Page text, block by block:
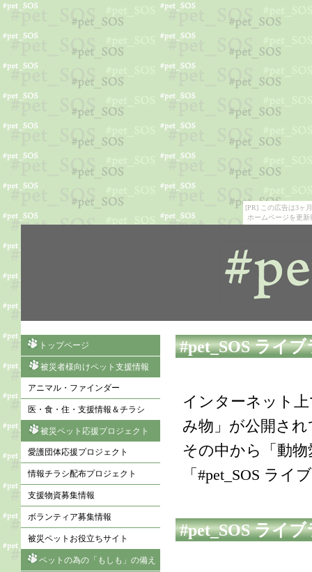
[PR] この広告は3ヶ
ホームページを更
#pet_SOS ライ
インターネット
み物」が公開さ
その中から「動
「#pet_SOS ライ
#pet_SOS ライ
トップページ
被災者様向けペット支援情報
アニマル・ファインダー
医・食・住・支援情報＆チラシ
被災ペット応援プロジェクト
愛護団体応援プロジェクト
情報チラシ配布プロジェクト
支援物資募集情報
ボランティア募集情報
被災ペットお役立ちサイト
ペットの為の「もしも」の備え